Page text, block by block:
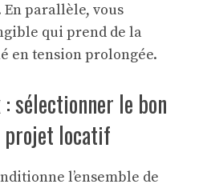
parallèle, vous
qui prend de la
en tension prolongée.
sélectionner le bon
locatif
l’ensemble de